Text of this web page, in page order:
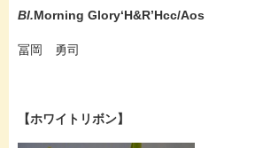
Bl.Morning Glory‘H&R’Hcc/Aos
冨岡 勇司
【ホワイトリボン】